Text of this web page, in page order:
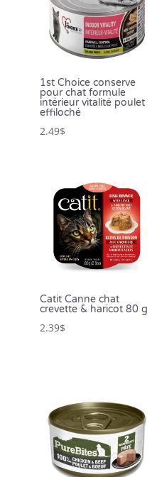
1st Choice conserve
pour chat formule
intérieur vitalité poulet
effiloché
2.49$
Catit Canne chat
crevette & haricot 80 g
2.39$